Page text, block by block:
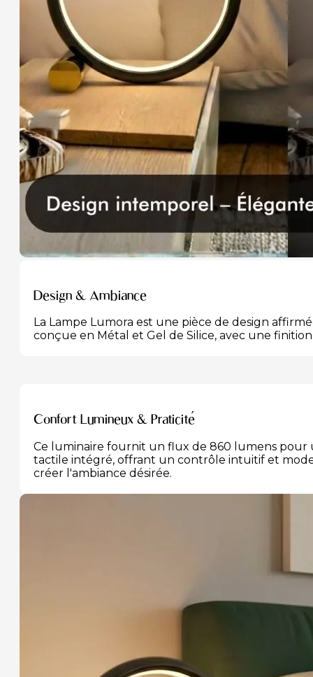
Design & Ambiance
La Lampe Lumora est une pièce de design
conçue en Métal et Gel de Silice, avec une
Confort Lumineux & Praticité
Ce luminaire fournit un flux de 860 lumens
tactile intégré, offrant un contrôle intuitif et
créer l'ambiance désirée.